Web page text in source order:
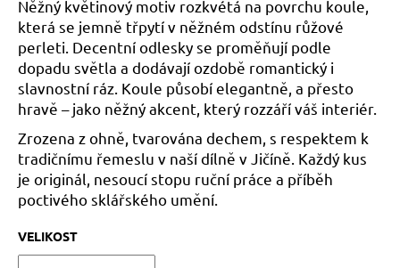
Něžný květinový motiv rozkvétá na povrchu koule,
která se jemně třpytí v něžném odstínu růžové
perleti. Decentní odlesky se proměňují podle
dopadu světla a dodávají ozdobě romantický i
slavnostní ráz. Koule působí elegantně, a přesto
hravě – jako něžný akcent, který rozzáří váš interiér.
Zrozena z ohně, tvarována dechem, s respektem k
tradičnímu řemeslu v naší dílně v Jičíně. Každý kus
je originál, nesoucí stopu ruční práce a příběh
poctivého sklářského umění.
VELIKOST
D
o
p
o
r
u
č
u
j
e
m